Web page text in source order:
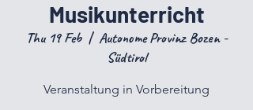
Musikunterricht
Thu 19 Feb
  |
Autonome Provinz Bozen -
Südtirol
Veranstaltung in Vorbereitung